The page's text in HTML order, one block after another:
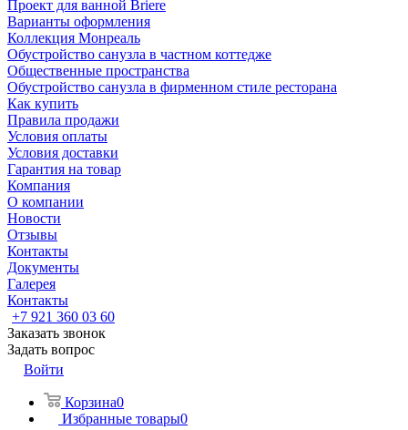
Проект для ванной Briere
Варианты оформления
Коллекция Монреаль
Обустройство санузла в частном коттедже
Общественные пространства
Обустройство санузла в фирменном стиле ресторана
Как купить
Правила продажи
Условия оплаты
Условия доставки
Гарантия на товар
Компания
О компании
Новости
Отзывы
Контакты
Документы
Галерея
Контакты
+7 921 360 03 60
Заказать звонок
Задать вопрос
Войти
Корзина0
Избранные товары0